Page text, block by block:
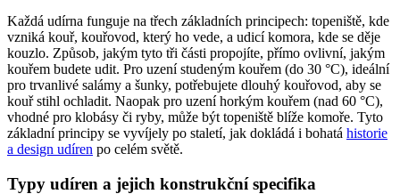
Každá udírna funguje na třech základních principech: topeniště, kde
vzniká kouř, kouřovod, který ho vede, a udicí komora, kde se děje
kouzlo. Způsob, jakým tyto tři části propojíte, přímo ovlivní, jakým
kouřem budete udit. Pro uzení studeným kouřem (do 30 °C), ideální
pro trvanlivé salámy a šunky, potřebujete dlouhý kouřovod, aby se
kouř stihl ochladit. Naopak pro uzení horkým kouřem (nad 60 °C),
vhodné pro klobásy či ryby, může být topeniště blíže komoře. Tyto
základní principy se vyvíjely po staletí, jak dokládá i bohatá historie
a design udíren po celém světě.
Typy udíren a jejich konstrukční specifika